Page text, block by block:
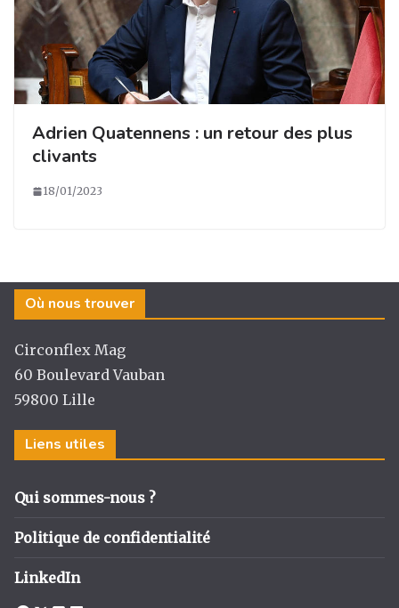
Adrien Quatennens : un retour des plus
clivants
18/01/2023
Où nous trouver
Circonflex Mag
60 Boulevard Vauban
59800 Lille
Liens utiles
Qui sommes-nous ?
Politique de confidentialité
LinkedIn